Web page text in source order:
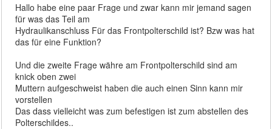
Hallo habe eine paar Frage und zwar kann mir jemand sagen
für was das Teil am
Hydraulikanschluss Für das Frontpolterschild ist? Bzw was hat
das für eine Funktion?
Und die zweite Frage währe am Frontpolterschild sind am
knick oben zwei
Muttern aufgeschweist haben die auch einen Sinn kann mir
vorstellen
Das dass vielleicht was zum befestigen ist zum abstellen des
Polterschildes..